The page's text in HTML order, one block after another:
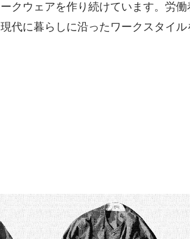
ークウェアを作り続けています。労
現代に暮らしに沿ったワークスタイル